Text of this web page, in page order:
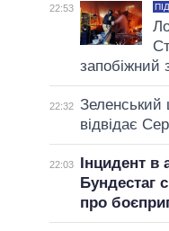
22:53
запобіжний
22:32
відвідає
22:03
Інцидент в
Бундестаг
про